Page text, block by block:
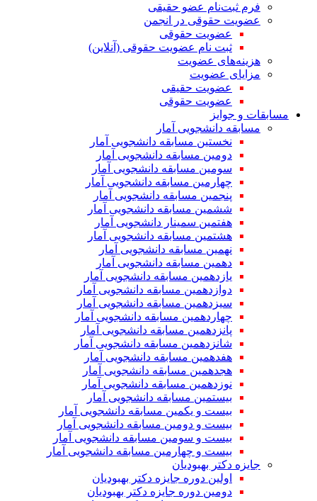
فرم ثبت‌نام عضو حقیقی
عضویت حقوقی در انجمن
عضویت حقوقی
ثبت نام عضویت حقوقی (آنلاین)
هزینه‌های عضویت
مزایای عضویت
عضویت حقیقی
عضویت حقوقی
مسابقات و جوایز
مسابقه دانشجویی آمار
نخستین مسابقه دانشجویی آمار
دومین مسابقه دانشجویی آمار
سومین مسابقه دانشجویی آمار
چهارمین مسابقه دانشجویی آمار
پنجمین مسابقه دانشجویی آمار
ششمین مسابقه دانشجویی آمار
هفتمین سمینار دانشجویی آمار
هشتمین مسابقه دانشجویی آمار
نهمین مسابقه دانشجویی آمار
دهمین مسابقه دانشجویی آمار
یازدهمین مسابقه دانشجویی آمار
دوازدهمین مسابقه دانشجویی آمار
سیزدهمین مسابقه دانشجویی آمار
چهاردهمین مسابقه دانشجویی آمار
پانزدهمین مسابقه دانشجویی آمار
شانزدهمین مسابقه دانشجویی آمار
هفدهمین مسابقه دانشجویی آمار
هجدهمین مسابقه دانشجویی آمار
نوزدهمین مسابقه دانشجویی آمار
بیستمین مسابقه دانشجویی آمار
بیست و یکمین مسابقه دانشجویی آمار
بیست و دومین مسابقه دانشجویی آمار
بیست و سومین مسابقه دانشجویی آمار
بیست و چهارمین مسابقه دانشجویی آمار
جایزه دکتر بهبودیان
اولین دوره جایزه دکتر بهبودیان
دومین دوره جایزه دکتر بهبودیان